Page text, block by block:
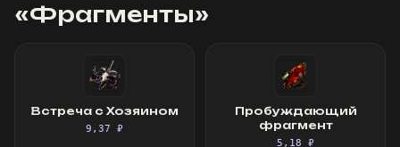
«Фрагменты»
Встреча с Хозяином
9,37 ₽
Пробуждающий
фрагмент
5,18 ₽